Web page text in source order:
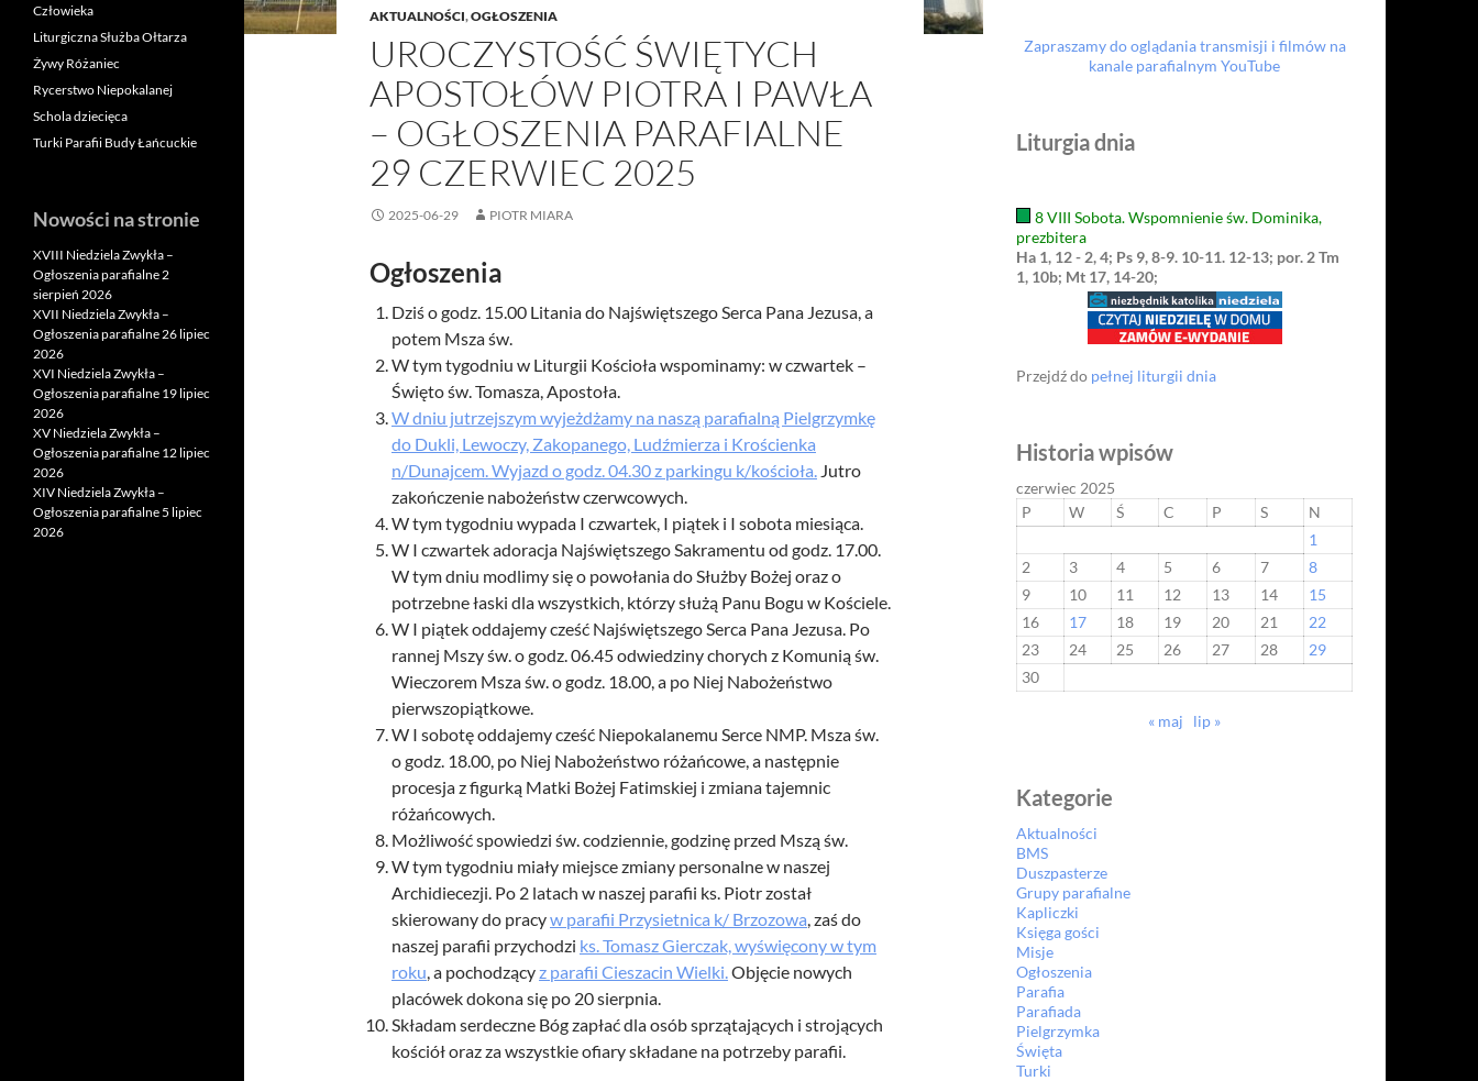
AKTUALNOŚCI,OGŁOSZENIA
UROCZYSTOŚĆ ŚWIĘTYCH
APOSTOŁÓW PIOTRA I PAWŁA
– OGŁOSZENIA PARAFIALNE
29 CZERWIEC 2025
2025-06-29 PIOTR MIARA
Ogłoszenia
Dziś o godz. 15.00 Litania do Najświętszego Serca Pana Jezusa, a
potem Msza św.
W tym tygodniu w Liturgii Kościoła wspominamy: w czwartek –
Święto św. Tomasza, Apostoła.
W dniu jutrzejszym wyjeżdżamy na naszą parafialną Pielgrzymkę
do Dukli, Lewoczy, Zakopanego, Ludźmierza i Krościenka
n/Dunajcem. Wyjazd o godz. 04.30 z parkingu k/kościoła. Jutro
zakończenie nabożeństw czerwcowych.
W tym tygodniu wypada I czwartek, I piątek i I sobota miesiąca.
W I czwartek adoracja Najświętszego Sakramentu od godz. 17.00.
W tym dniu modlimy się o powołania do Służby Bożej oraz o
potrzebne łaski dla wszystkich, którzy służą Panu Bogu w Kościele.
W I piątek oddajemy cześć Najświętszego Serca Pana Jezusa. Po
rannej Mszy św. o godz. 06.45 odwiedziny chorych z Komunią św.
Wieczorem Msza św. o godz. 18.00, a po Niej Nabożeństwo
pierwszopiątkowe.
W I sobotę oddajemy cześć Niepokalanemu Serce NMP. Msza św.
o godz. 18.00, po Niej Nabożeństwo różańcowe, a następnie
procesja z figurką Matki Bożej Fatimskiej i zmiana tajemnic
różańcowych.
Możliwość spowiedzi św. codziennie, godzinę przed Mszą św.
W tym tygodniu miały miejsce zmiany personalne w naszej
Archidiecezji. Po 2 latach w naszej parafii ks. Piotr został
skierowany do pracyw parafii Przysietnica k/ Brzozowa, zaś do
naszej parafii przychodzi ks. Tomasz Gierczak, wyświęcony w tym
roku, a pochodzącyz parafii Cieszacin Wielki.Objęcie nowych
placówek dokona się po 20 sierpnia.
Składam serdeczne Bóg zapłać dla osób sprzątających i strojących
kościół oraz za wszystkie ofiary składane na potrzeby parafii.
Zapraszamy do oglądania transmisji i filmów na
kanale parafialnym YouTube
Liturgia dnia
8 VIII Sobota. Wspomnienie św. Dominika,
prezbitera
Ha 1, 12 - 2, 4; Ps 9, 8-9. 10-11. 12-13; por. 2 Tm
1, 10b; Mt 17, 14-20;
Przejdź do pełnej liturgii dnia
Historia wpisów
czerwiec 2025
P
W Ś C P S
N
1
2
3 4 5 6 7
8
9
10 11 12 13 14
15
16
17 18 19 20 21
22
23
24 25 26 27 28
29
30
« maj lip »
Kategorie
Aktualności
BMS
Duszpasterze
Grupy parafialne
Kapliczki
Księga gości
Misje
Ogłoszenia
Parafia
Parafiada
Pielgrzymka
Święta
Turki
Człowieka
Liturgiczna Służba Ołtarza
Żywy Różaniec
Rycerstwo Niepokalanej
Schola dziecięca
Turki Parafii Budy Łańcuckie
Nowości na stronie
XVIII Niedziela Zwykła –
Ogłoszenia parafialne 2
sierpień 2026
XVII Niedziela Zwykła –
Ogłoszenia parafialne 26 lipiec
2026
XVI Niedziela Zwykła –
Ogłoszenia parafialne 19 lipiec
2026
XV Niedziela Zwykła –
Ogłoszenia parafialne 12 lipiec
2026
XIV Niedziela Zwykła –
Ogłoszenia parafialne 5 lipiec
2026